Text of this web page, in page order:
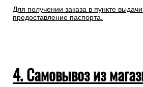
Для получении заказа в пункте
предоставление паспорта.
4. Самовывоз из